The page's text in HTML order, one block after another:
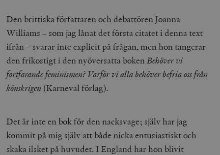
Den brittiska författaren och debattören Joanna
Williams – som jag lånat det första citatet i denna text
ifrån – svarar inte explicit på frågan, men hon tangerar
den frikostigt i den nyöversatta bokenBehöver vi
fortfarande feminismen? Varför vi alla behöver befria oss från
könskrigen (Karneval förlag).
Det är inte en bok för den nacksvage; själv har jag
kommit på mig själv att både nicka entusiastiskt och
skaka ilsket på huvudet. I England har hon blivit